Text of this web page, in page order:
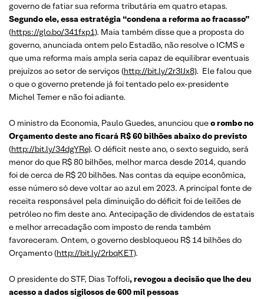
governo de fatiar sua reforma tributária em quatro etapas.
Segundo ele, essa estratégia “condena a reforma ao fracasso”
(https://glo.bo/341fxp1). Maia também disse que a proposta do
governo, anunciada ontem pelo Estadão, não resolve o ICMS e
que uma reforma mais ampla seria capaz de equilibrar eventuais
prejuízos ao setor de serviços (http://bit.ly/2r3IJx8). Ele falou que
o que o governo pretende já foi tentado pelo ex-presidente
Michel Temer e não foi adiante.
O ministro da Economia, Paulo Guedes, anunciou queo rombo no
Orçamento deste ano ficará R$ 60 bilhões abaixo do previsto
(http://bit.ly/34dgYRe). O déficit neste ano, o sexto seguido, será
menor do que R$ 80 bilhões, melhor marca desde 2014, quando
foi de cerca de R$ 20 bilhões. Nas contas da equipe econômica,
esse número só deve voltar ao azul em 2023. A principal fonte de
receita responsável pela diminuição do déficit foi de leilões de
petróleo no fim deste ano. Antecipação de dividendos de estatais
e melhor arrecadação com imposto de renda também
favoreceram. Ontem, o governo desbloqueou R$ 14 bilhões do
Orçamento (http://bit.ly/2rbqKET).
O presidente do STF, Dias Toffoli, revogou a decisão que lhe deu
acesso a dados sigilosos de 600 mil pessoas